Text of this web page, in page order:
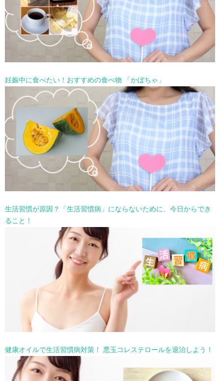
妊娠中に食べたい！おすすめの食べ物 「かぼちゃ」
生活習慣が原因？「生活習慣病」にならないために、今日からでき
ること！
健康オイルで生活習慣病対策！ 悪玉コレステロールを退治しよう！